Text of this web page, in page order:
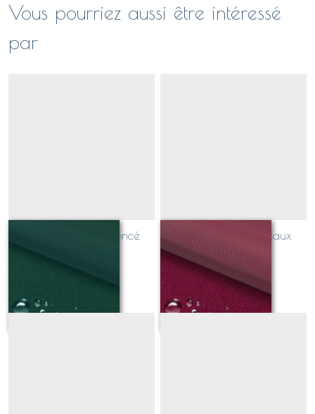
Vous pourriez aussi être intéressé
par
toile outdoor vert foncé
Sur demande
toile outdoor bordeaux
Sur demande